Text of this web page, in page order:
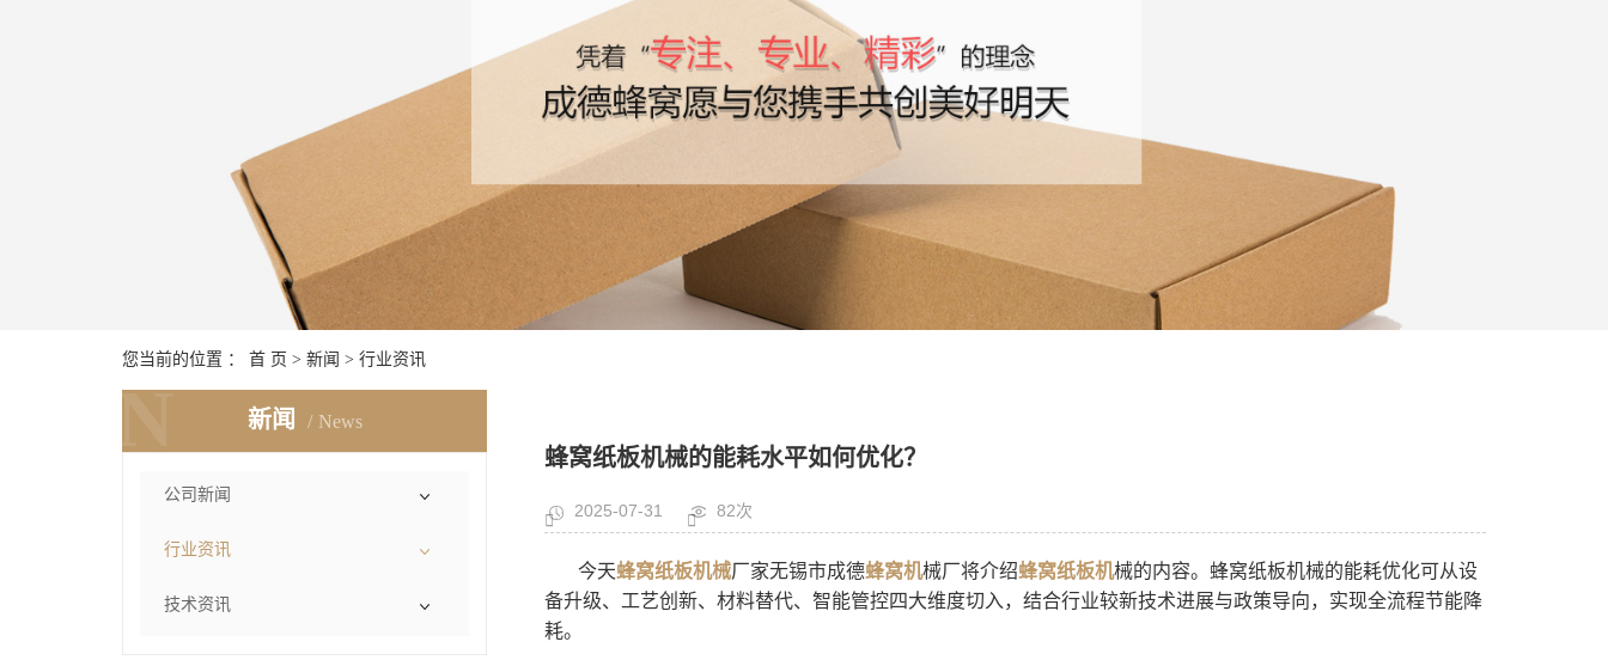
您当前的位置 ： 首 页 > 新闻 > 行业资讯
新闻 News
N
公司新闻
行业资讯
技术资讯
蜂窝纸板机械的能耗水平如何优化？
2025-07-31 82次
今天蜂窝纸板机械厂家无锡市成德蜂窝机械厂将介绍蜂窝纸板机械的内容。蜂窝纸板机械的能耗优化可从设
备升级、工艺创新、材料替代、智能管控四大维度切入，结合行业较新技术进展与政策导向，实现全流程节能降
耗。